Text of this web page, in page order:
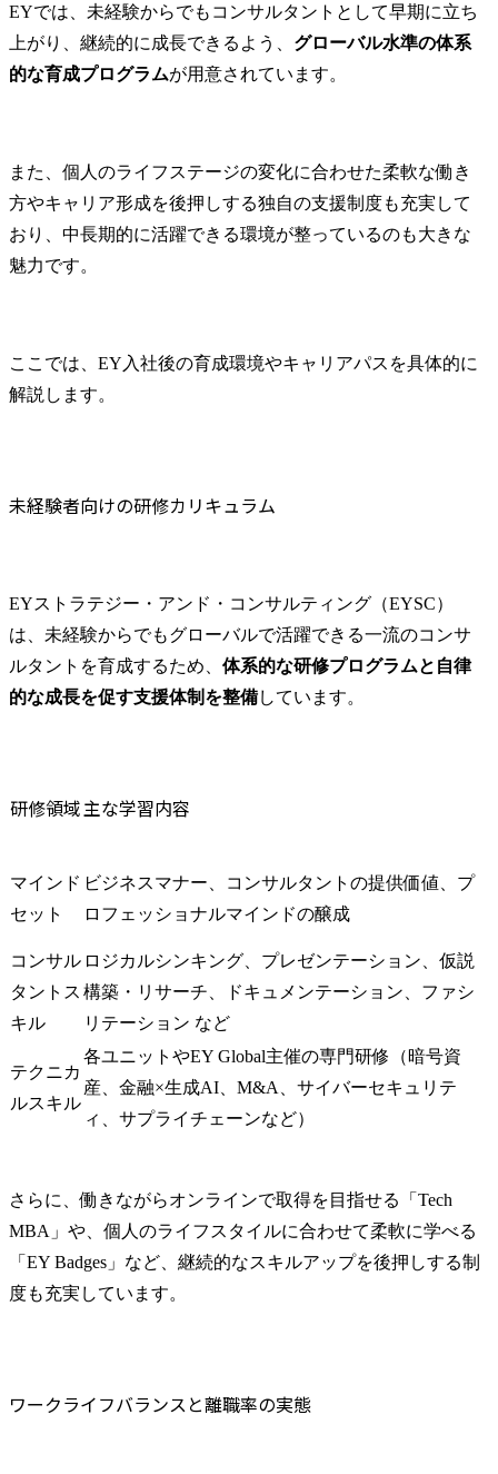
EYでは、未経験からでもコンサルタントとして早期に立ち
上がり、継続的に成長できるよう、 グローバル水準の体系
的な育成プログラムが用意されています。
また、個人のライフステージの変化に合わせた柔軟な働き
方やキャリア形成を後押しする独自の支援制度も充実して
おり、中長期的に活躍できる環境が整っているのも大きな
魅力です。
ここでは、EY入社後の育成環境やキャリアパスを具体的に
解説します。
未経験者向けの研修カリキュラム
EYストラテジー・アンド・コンサルティング（EYSC）
は、未経験からでもグローバルで活躍できる一流のコンサ
ルタントを育成するため、 体系的な研修プログラムと自律
的な成長を促す支援体制を整備しています。
研修領域主な学習内容
マインド
セット
ビジネスマナー、コンサルタントの提供価値、プ
ロフェッショナルマインドの醸成
コンサル
タントス
キル
ロジカルシンキング、プレゼンテーション、仮説
構築・リサーチ、ドキュメンテーション、ファシ
リテーション など
テクニカ
ルスキル
各ユニットやEY Global主催の専門研修（暗号資
産、金融×生成AI、M&A、サイバーセキュリテ
ィ、サプライチェーンなど）
さらに、働きながらオンラインで取得を目指せる「Tech
MBA」や、個人のライフスタイルに合わせて柔軟に学べる
「EY Badges」など、継続的なスキルアップを後押しする制
度も充実しています。
ワークライフバランスと離職率の実態